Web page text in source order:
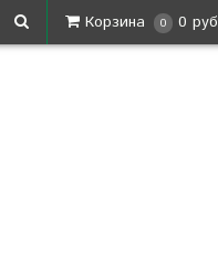
Корзина 0 0 руб